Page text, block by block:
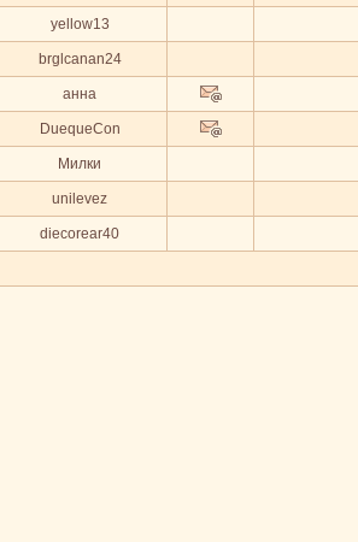
yellow13
brglcanan24
анна
DuequeCon
Милки
unilevez
diecorear40